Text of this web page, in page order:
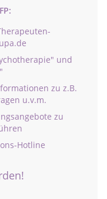
und
zu z.B.
u.v.m.
zu
Hotline